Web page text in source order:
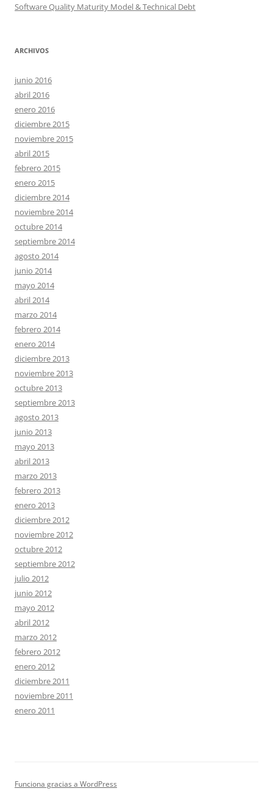
Software Quality Maturity Model & Technical Debt
ARCHIVOS
junio 2016
abril 2016
enero 2016
diciembre 2015
noviembre 2015
abril 2015
febrero 2015
enero 2015
diciembre 2014
noviembre 2014
octubre 2014
septiembre 2014
agosto 2014
junio 2014
mayo 2014
abril 2014
marzo 2014
febrero 2014
enero 2014
diciembre 2013
noviembre 2013
octubre 2013
septiembre 2013
agosto 2013
junio 2013
mayo 2013
abril 2013
marzo 2013
febrero 2013
enero 2013
diciembre 2012
noviembre 2012
octubre 2012
septiembre 2012
julio 2012
junio 2012
mayo 2012
abril 2012
marzo 2012
febrero 2012
enero 2012
diciembre 2011
noviembre 2011
enero 2011
Funciona gracias a WordPress